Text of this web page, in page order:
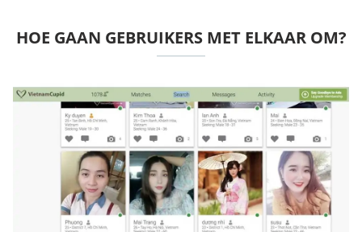
HOE GAAN GEBRUIKERS MET ELKAAR OM?